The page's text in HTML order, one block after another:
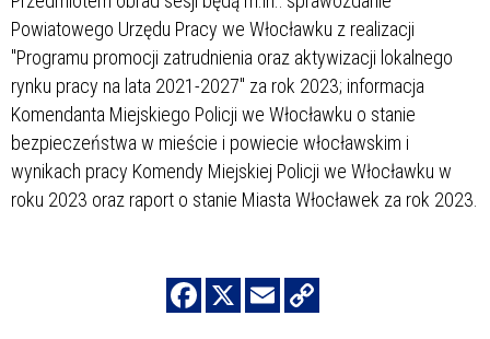
Powiatowego Urzędu Pracy we Włocławku z realizacji
"Programu promocji zatrudnienia oraz aktywizacji lokalnego
rynku pracy na lata 2021-2027" za rok 2023; informacja
Komendanta Miejskiego Policji we Włocławku o stanie
bezpieczeństwa w mieście i powiecie włocławskim i
wynikach pracy Komendy Miejskiej Policji we Włocławku w
roku 2023 oraz raport o stanie Miasta Włocławek za rok 2023.